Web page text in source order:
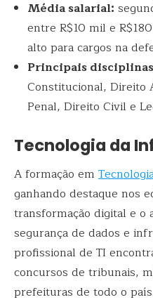
Média salarial:
entre R$10 mil e
alto para cargos na
Principais
Constitucional, Direito
Penal, Direito Civil e
Tecnologia da
A formação em
ganhando destaque nos
transformação digital e o
segurança de dados e
profissional de TI
concursos de tribunais,
prefeituras de todo o país.